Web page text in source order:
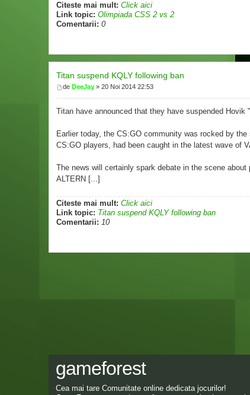
Citeste mai mult: Click aici
Link topic: Olimpiada CSS 2 vs 2
Comentarii: 0
Titan suspend KQLY following ban
de DeeJay » 20 Noi 2014 22:53
Titan have announced that they have suspended
Earlier today, the CS:GO community was rocked by
CS:GO players, had been caught in the latest wave of
The news will certainly spark debate in the scene
ALTERN [...]
Citeste mai mult: Click aici
Link topic: Titan suspend KQLY following ban
Comentarii: 10
gameforest
Cea mai tare Comunitate online dedicata jocurilor!